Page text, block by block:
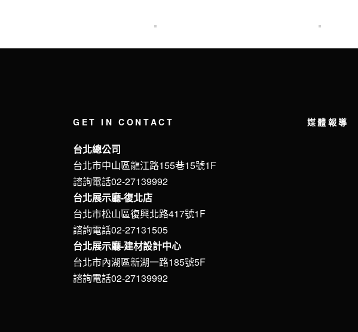
GET IN CONTACT
台北總公司
台北市中山區龍江路155巷15號1F
諮詢電話02-27139992
台北展示廳-復北店
台北市松山區復興北路417號1F
諮詢電話02-27131505
台北展示廳-建材設計中心
台北市內湖區新湖一路185號5F
諮詢電話02-27139992
媒體報導